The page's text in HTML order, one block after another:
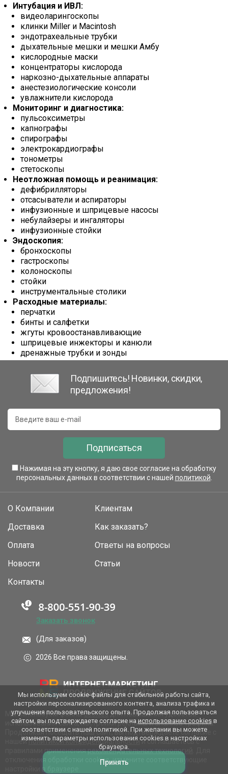
Интубация и ИВЛ:
видеоларингоскопы
клинки Miller и Macintosh
эндотрахеальные трубки
дыхательные мешки и мешки Амбу
кислородные маски
концентраторы кислорода
наркозно-дыхательные аппараты
анестезиологические консоли
увлажнители кислорода
Мониторинг и диагностика:
пульсоксиметры
капнографы
спирографы
электрокардиографы
тонометры
стетоскопы
Неотложная помощь и реанимация:
дефибрилляторы
отсасыватели и аспираторы
инфузионные и шприцевые насосы
небулайзеры и ингаляторы
инфузионные стойки
Эндоскопия:
бронхоскопы
гастроскопы
колоноскопы
стойки
инструментальные столики
Расходные материалы:
перчатки
бинты и салфетки
жгуты кровоостанавливающие
шприцевые инжекторы и канюли
дренажные трубки и зонды
Подпишитесь! Новинки, скидки,
предложения!
Подписаться
Нажимая на эту кнопку, я даю свое согласие на обработку
персональных данных в соответствии с нашей политикой
О Компании
Доставка
Оплата
Новости
Клиентам
Как заказать?
Ответы на вопросы
Статьи
Контакты
Заказать звонок
(Для заказов)
2026 Все права защищены.
Мы используем файлыcookies для повышения удобства
использования сайта, настройки рекламы и анализа трафика.
Продолжая посещать наш сайт, вы подтверждаете согласие с
нашейполитикой конфиденциальностии соглашаетесь с
правилами применениярекомендательных технологий
отключения обработки cookies, измените соответствующие
настройки в браузере.
Мы используем cookie-файлы для стабильной работы сайта,
настройки персонализированного контента, анализа трафика и
улучшения пользовательского опыта. Продолжая пользоваться
сайтом, вы подтверждаете согласие на использование cookiesв
соответствии с нашей политикой. При желании вы можете
изменить параметры использования cookies в настройках
браузера.
Принять